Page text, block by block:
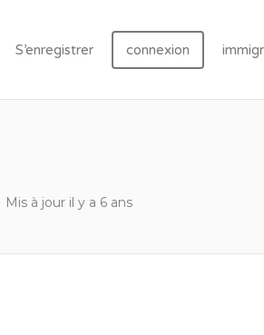
S’enregistrer connexion
Mis à jour il y a 6 ans